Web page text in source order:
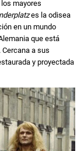
mayores
es la odisea
en un mundo
que está
a sus
y proyectada